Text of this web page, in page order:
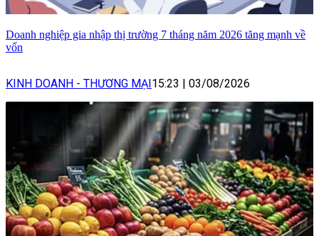
Doanh nghiệp gia nhập thị trường 7 tháng năm 2026 tăng mạnh về
vốn
KINH DOANH - THƯƠNG MẠI 15:23 03/08/2026